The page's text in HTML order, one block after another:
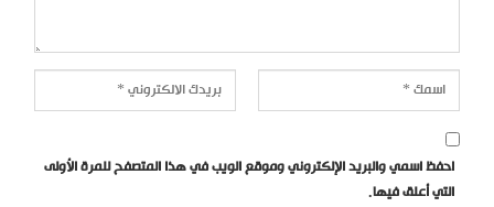
احفظ اسمي والبريد الإلكتروني وموقع الويب في هذا المتصفح للمرة الأولى
التي أعلق فيها.